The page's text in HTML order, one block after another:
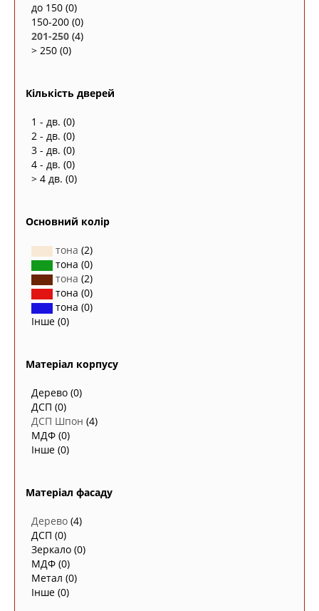
до 150 (0)
150-200 (0)
201-250 (4)
> 250 (0)
Кількість дверей
1 - дв. (0)
2 - дв. (0)
3 - дв. (0)
4 - дв. (0)
> 4 дв. (0)
Основний колір
тона (2)
тона (0)
тона (2)
тона (0)
тона (0)
Інше (0)
Матеріал корпусу
Дерево (0)
ДСП (0)
ДСП Шпон (4)
МДФ (0)
Інше (0)
Матеріал фасаду
Дерево (4)
ДСП (0)
Зеркало (0)
МДФ (0)
Метал (0)
Інше (0)